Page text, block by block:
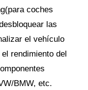
coches
las
el vehículo
rendimiento del
BMW, etc.